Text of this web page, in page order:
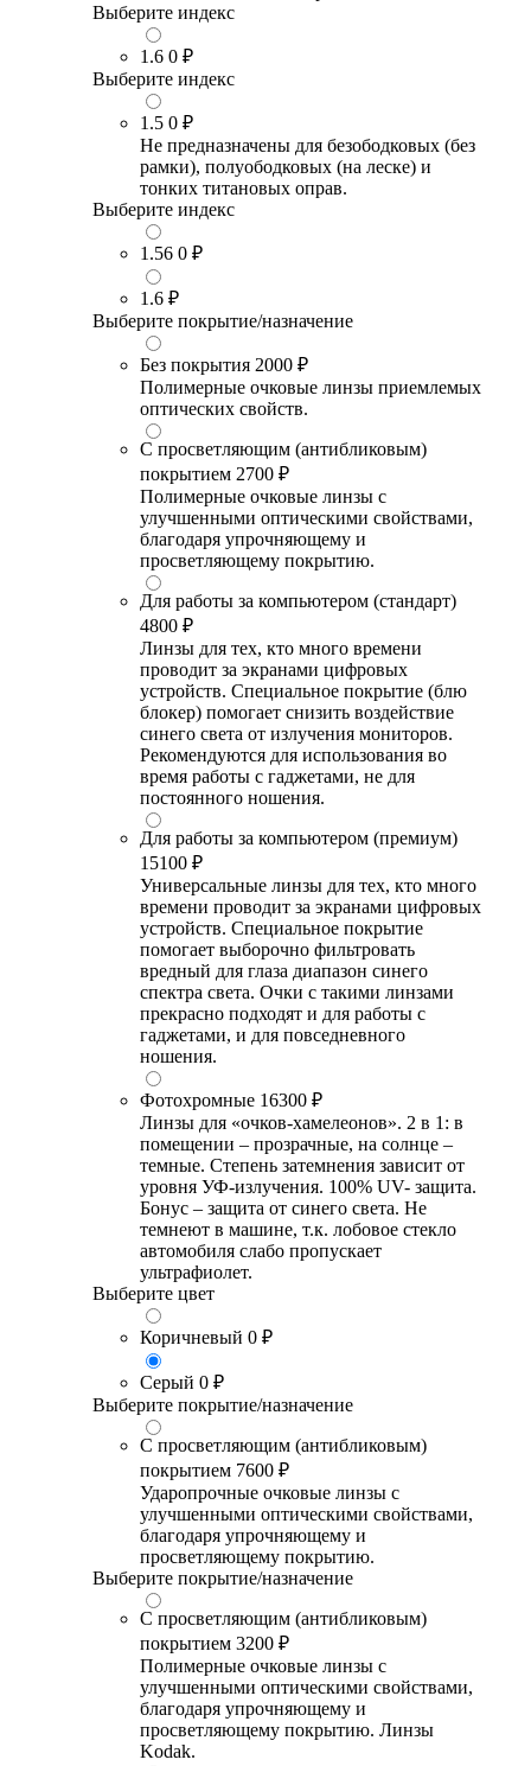
Выберите индекс
1.6 0 ₽
Выберите индекс
1.5 0 ₽
Не предназначены для безободковых (без
рамки), полуободковых (на леске) и
тонких титановых оправ.
Выберите индекс
1.56 0 ₽
1.6 ₽
Выберите покрытие/назначение
Без покрытия 2000 ₽
Полимерные очковые линзы приемлемых
оптических свойств.
С просветляющим (антибликовым)
покрытием 2700 ₽
Полимерные очковые линзы с
улучшенными оптическими свойствами,
благодаря упрочняющему и
просветляющему покрытию.
Для работы за компьютером (стандарт)
4800 ₽
Линзы для тех, кто много времени
проводит за экранами цифровых
устройств. Специальное покрытие (блю
блокер) помогает снизить воздействие
синего света от излучения мониторов.
Рекомендуются для использования во
время работы с гаджетами, не для
постоянного ношения.
Для работы за компьютером (премиум)
15100 ₽
Универсальные линзы для тех, кто много
времени проводит за экранами цифровых
устройств. Специальное покрытие
помогает выборочно фильтровать
вредный для глаза диапазон синего
спектра света. Очки с такими линзами
прекрасно подходят и для работы с
гаджетами, и для повседневного
ношения.
Фотохромные 16300 ₽
Линзы для «очков-хамелеонов». 2 в 1: в
помещении – прозрачные, на солнце –
темные. Степень затемнения зависит от
уровня УФ-излучения. 100% UV- защита.
Бонус – защита от синего света. Не
темнеют в машине, т.к. лобовое стекло
автомобиля слабо пропускает
ультрафиолет.
Выберите цвет
Коричневый 0 ₽
Серый 0 ₽
Выберите покрытие/назначение
С просветляющим (антибликовым)
покрытием 7600 ₽
Ударопрочные очковые линзы с
улучшенными оптическими свойствами,
благодаря упрочняющему и
просветляющему покрытию.
Выберите покрытие/назначение
С просветляющим (антибликовым)
покрытием 3200 ₽
Полимерные очковые линзы с
улучшенными оптическими свойствами,
благодаря упрочняющему и
просветляющему покрытию. Линзы
Kodak.